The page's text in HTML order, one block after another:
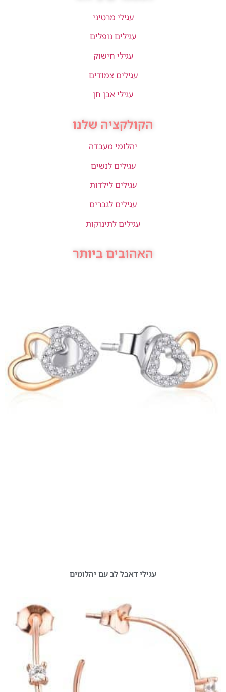
עגילי מרטיני
עגילים נופלים
עגילי חישוק
עגילים צמודים
עגילי אבן חן
הקולקציה שלנו
יהלומי מעבדה
עגילים לנשים
עגילים לילדות
עגילים לגברים
עגילים לתינוקות
האהובים ביותר
עגילי דאבל לב עם יהלומים